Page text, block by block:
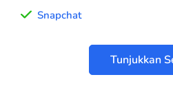
Snapchat
Tunjukkan